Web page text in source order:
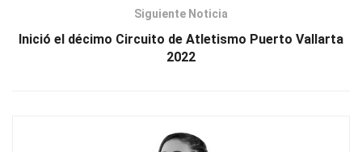
Siguiente Noticia
Inició el décimo Circuito de Atletismo Puerto Vallarta
2022